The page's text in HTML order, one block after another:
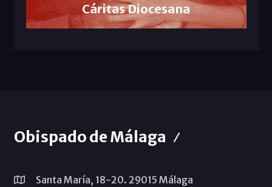
Cáritas Diocesana
Obispado de Málaga
Santa María, 18-20. 29015 Málaga